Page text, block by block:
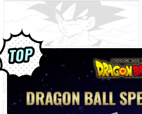
destacan la historia de Dragon
cartas con arte alternativo!